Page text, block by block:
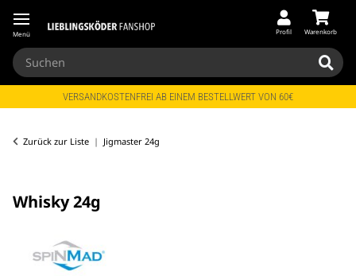
Menü Profil Warenkorb
VERSANDKOSTENFREI AB EINEM BESTELLWERT VON 60€
Zurück zur Liste Jigmaster 24g
Whisky 24g